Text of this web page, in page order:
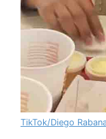
TikTok/Diego